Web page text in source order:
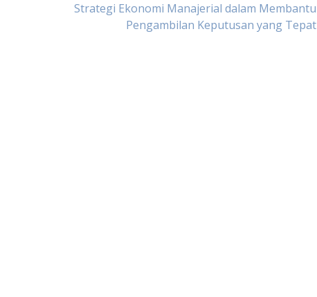
Strategi Ekonomi Manajerial dalam Membantu
Pengambilan Keputusan yang Tepat